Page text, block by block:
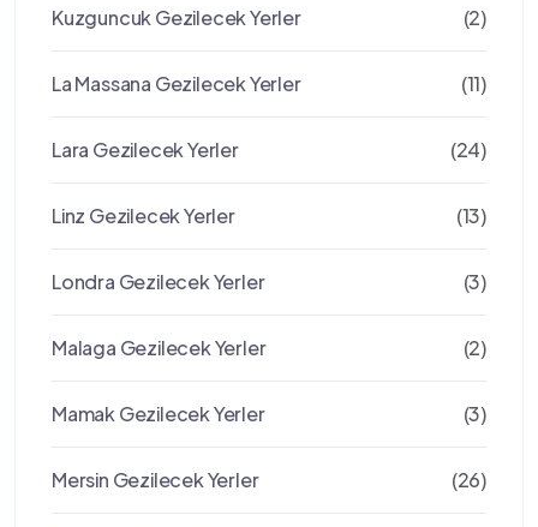
Kuzguncuk Gezilecek Yerler (2)
La Massana Gezilecek Yerler (11)
Lara Gezilecek Yerler (24)
Linz Gezilecek Yerler (13)
Londra Gezilecek Yerler (3)
Malaga Gezilecek Yerler (2)
Mamak Gezilecek Yerler (3)
Mersin Gezilecek Yerler (26)